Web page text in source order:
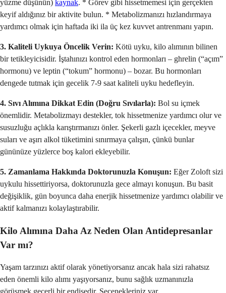
yüzme düşünün) kaynak. * Görev gibi hissetmemesi için gerçekten
keyif aldığınız bir aktivite bulun. * Metabolizmanızı hızlandırmaya
yardımcı olmak için haftada iki ila üç kez kuvvet antrenmanı yapın.
3. Kaliteli Uykuya Öncelik Verin: Kötü uyku, kilo alımının bilinen
bir tetikleyicisidir. İştahınızı kontrol eden hormonları – ghrelin (“açım”
hormonu) ve leptin (“tokum” hormonu) – bozar. Bu hormonları
dengede tutmak için gecelik 7-9 saat kaliteli uyku hedefleyin.
4. Sıvı Alımına Dikkat Edin (Doğru Sıvılarla): Bol su içmek
önemlidir. Metabolizmayı destekler, tok hissetmenize yardımcı olur ve
susuzluğu açlıkla karıştırmanızı önler. Şekerli gazlı içecekler, meyve
suları ve aşırı alkol tüketimini sınırmaya çalışın, çünkü bunlar
gününüze yüzlerce boş kalori ekleyebilir.
5. Zamanlama Hakkında Doktorunuzla Konuşun: Eğer Zoloft sizi
uykulu hissettiriyorsa, doktorunuzla gece almayı konuşun. Bu basit
değişiklik, gün boyunca daha enerjik hissetmenize yardımcı olabilir ve
aktif kalmanızı kolaylaştırabilir.
Kilo Alımına Daha Az Neden Olan Antidepresanlar
Var mı?
Yaşam tarzınızı aktif olarak yönetiyorsanız ancak hala sizi rahatsız
eden önemli kilo alımı yaşıyorsanız, bunu sağlık uzmanınızla